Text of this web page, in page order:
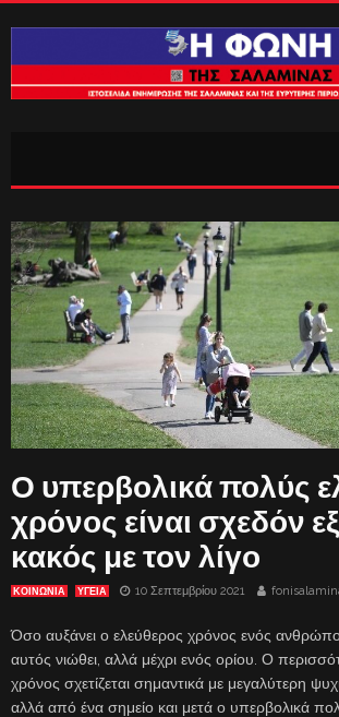
Ο υπερβολικά πολύς
χρόνος είναι σχεδόν
κακός με τον λίγο
ΚΟΙΝΩΝΙΑ ΥΓΕΙΑ 10 Σεπτεμβρίου 2021
Όσο αυξάνει ο ελεύθερος χρόνος ενός
αυτός νιώθει, αλλά μέχρι ενός ορίου. Ο
χρόνος σχετίζεται σημαντικά με μεγαλύτερη
αλλά από ένα σημείο και μετά ο υπερβολικά